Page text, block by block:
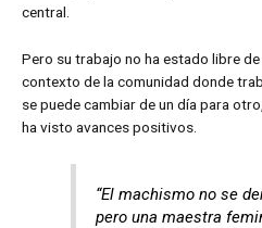
central.
Pero su trabajo no ha estado libre
contexto de la comunidad donde
se puede cambiar de un día para
ha visto avances positivos.
“El machismo no se
pero una maestra